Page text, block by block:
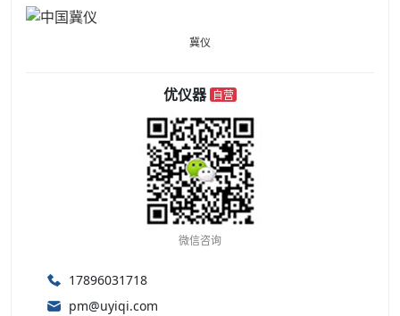
冀仪
优仪器 自营
微信咨询
17896031718
pm@uyiqi.com